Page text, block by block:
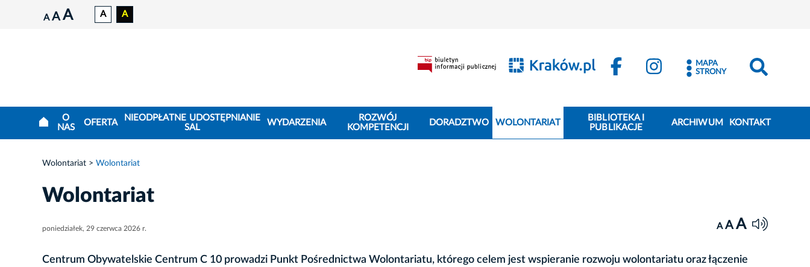
A A A A A
MAPA
STRONY
O
NAS
OFERTA
NIEODPŁATNE UDOSTĘPNIANIE
SAL
WYDARZENIA
ROZWÓJ
KOMPETENCJI
DORADZTWO WOLONTARIAT
BIBLIOTEKA I
PUBLIKACJE
ARCHIWUM KONTAKT
Wolontariat Wolontariat
Wolontariat
poniedziałek, 29 czerwca 2026 r. A A A
Centrum Obywatelskie Centrum C 10 prowadzi Punkt Pośrednictwa Wolontariatu, którego celem jest wspieranie rozwoju wolontariatu oraz łączenie